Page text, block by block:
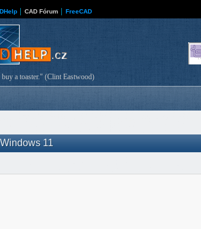
CAD Fórum FreeCAD
a toaster." (Clint Eastwood)
11